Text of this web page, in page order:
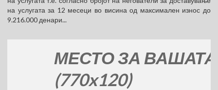
на услугата за 12 месеци во висина од максимален износ до
9.216.000 денари...
МЕСТО ЗА ВАШАТА
(770x120)